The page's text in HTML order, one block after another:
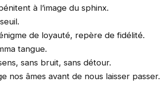
à l’image du sphinx.
de loyauté, repère de fidélité.
tangue.
sans bruit, sans détour.
nos âmes avant de nous laisser passer.